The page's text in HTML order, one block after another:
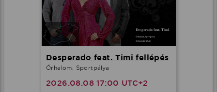
Desperado feat. Timi fellépés
Őrhalom, Sportpálya
2026.08.08 17:00 UTC+2